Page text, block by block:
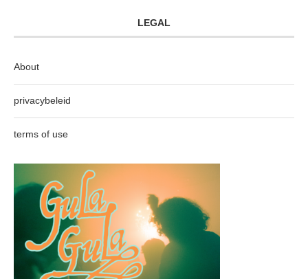
LEGAL
About
privacybeleid
terms of use